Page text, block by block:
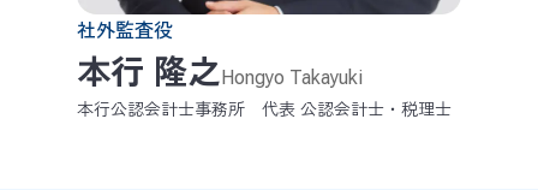
社外監査役
本行 隆之 Hongyo Takayuki
本行公認会計士事務所 代表 公認会計士・税理士